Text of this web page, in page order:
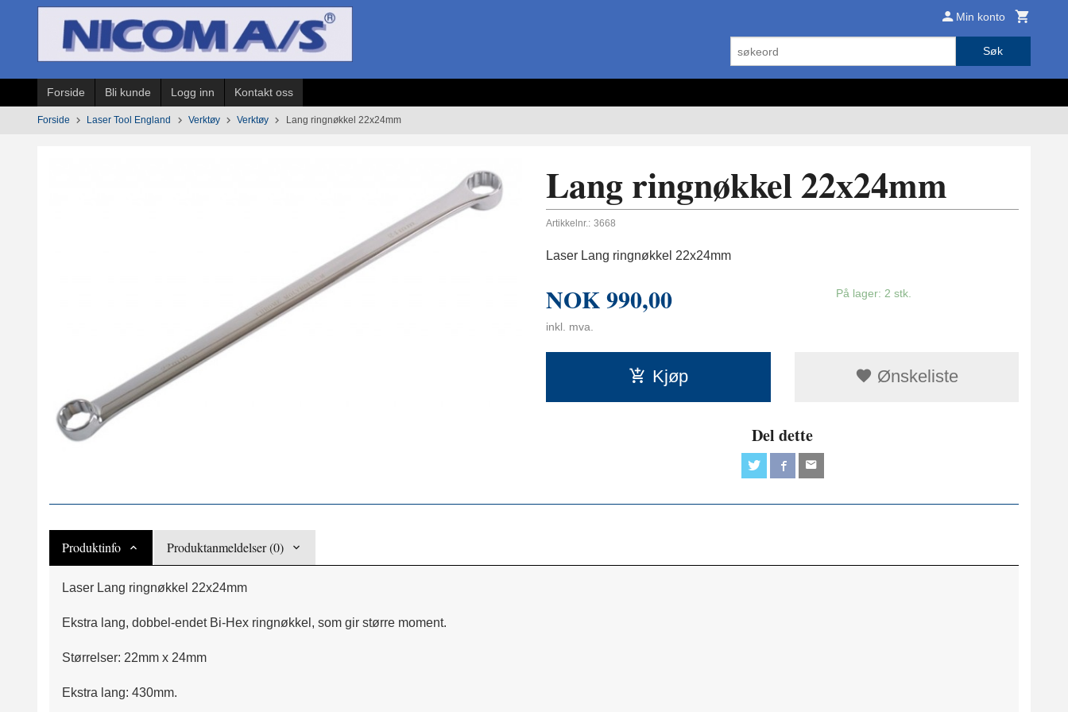
Min konto
Søk
Forside Bli kunde Logg inn Kontakt oss
Forside Laser Tool England Verktøy Verktøy Lang ringnøkkel 22x24mm
Lang ringnøkkel 22x24mm
Artikkelnr.: 3668
Laser Lang ringnøkkel 22x24mm
NOK990,00
inkl. mva.
På lager: 2 stk.
Kjøp Ønskeliste
Del dette
Produktinfo Produktanmeldelser (0)
Laser Lang ringnøkkel 22x24mm
Ekstra lang, dobbel-endet Bi-Hex ringnøkkel, som gir større moment.
Størrelser: 22mm x 24mm
Ekstra lang: 430mm.